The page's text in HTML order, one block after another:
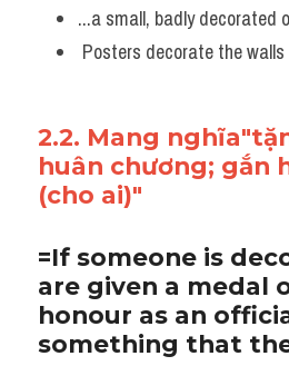
...a small, badly decorated
Posters decorate the walls
2.2. Mang
huân chương; gắn
(cho ai)"
=If someone is
are given a medal
honour as an
something that